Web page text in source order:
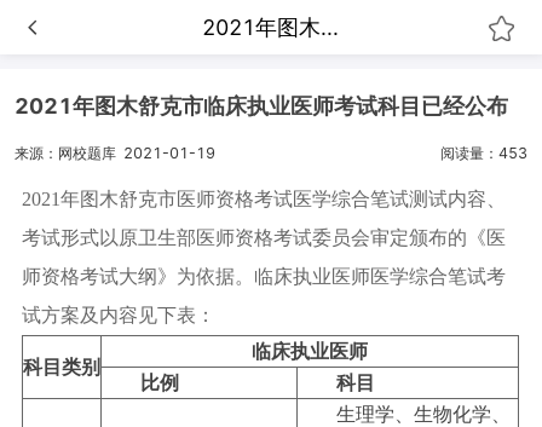
2021年图木...
2021年图木舒克市临床执业医师考试科目已经公布
来源：网校题库 2021-01-19 阅读量：453
2021年图木舒克市医师资格考试医学综合笔试测试内容、
考试形式以原卫生部医师资格考试委员会审定颁布的《医
师资格考试大纲》为依据。临床执业医师医学综合笔试考
试方案及内容见下表：
科目类别
临床执业医师
比例
科目
生理学、生物化学、